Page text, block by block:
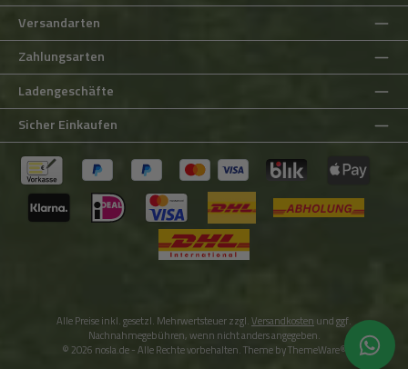
Versandarten
Zahlungsarten
Ladengeschäfte
Sicher Einkaufen
Alle Preise inkl. gesetzl. Mehrwertsteuer zzgl.Versandkosten und ggf.
Nachnahmegebühren, wenn nicht anders angegeben.
© 2026 nosla.de - Alle Rechte vorbehalten. Theme byThemeWare®